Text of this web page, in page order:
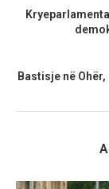
Bastisje në